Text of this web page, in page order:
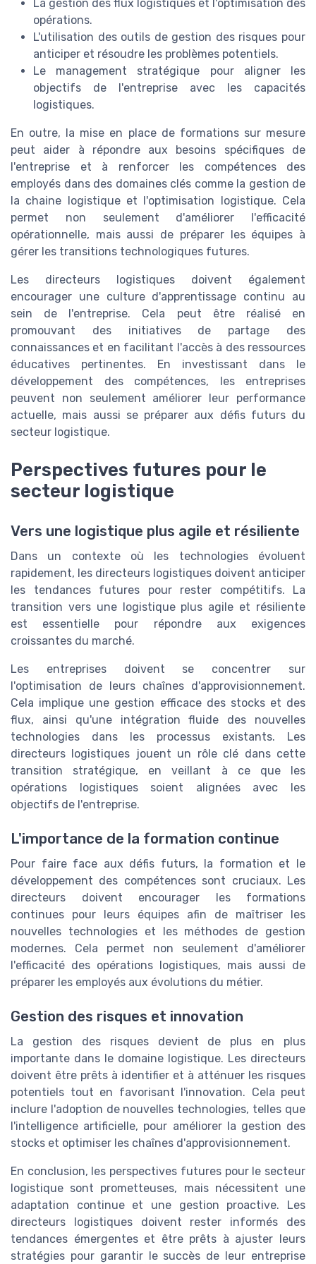
La gestion des flux logistiques et l'optimisation des
opérations.
L'utilisation des outils de gestion des risques pour
anticiper et résoudre les problèmes potentiels.
Le management stratégique pour aligner les
objectifs de l'entreprise avec les capacités
logistiques.
En outre, la mise en place de formations sur mesure
peut aider à répondre aux besoins spécifiques de
l'entreprise et à renforcer les compétences des
employés dans des domaines clés comme la gestion de
la chaine logistique et l'optimisation logistique. Cela
permet non seulement d'améliorer l'efficacité
opérationnelle, mais aussi de préparer les équipes à
gérer les transitions technologiques futures.
Les directeurs logistiques doivent également
encourager une culture d'apprentissage continu au
sein de l'entreprise. Cela peut être réalisé en
promouvant des initiatives de partage des
connaissances et en facilitant l'accès à des ressources
éducatives pertinentes. En investissant dans le
développement des compétences, les entreprises
peuvent non seulement améliorer leur performance
actuelle, mais aussi se préparer aux défis futurs du
secteur logistique.
Perspectives futures pour le
secteur logistique
Vers une logistique plus agile et résiliente
Dans un contexte où les technologies évoluent
rapidement, les directeurs logistiques doivent anticiper
les tendances futures pour rester compétitifs. La
transition vers une logistique plus agile et résiliente
est essentielle pour répondre aux exigences
croissantes du marché.
Les entreprises doivent se concentrer sur
l'optimisation de leurs chaînes d'approvisionnement.
Cela implique une gestion efficace des stocks et des
flux, ainsi qu'une intégration fluide des nouvelles
technologies dans les processus existants. Les
directeurs logistiques jouent un rôle clé dans cette
transition stratégique, en veillant à ce que les
opérations logistiques soient alignées avec les
objectifs de l'entreprise.
L'importance de la formation continue
Pour faire face aux défis futurs, la formation et le
développement des compétences sont cruciaux. Les
directeurs doivent encourager les formations
continues pour leurs équipes afin de maîtriser les
nouvelles technologies et les méthodes de gestion
modernes. Cela permet non seulement d'améliorer
l'efficacité des opérations logistiques, mais aussi de
préparer les employés aux évolutions du métier.
Gestion des risques et innovation
La gestion des risques devient de plus en plus
importante dans le domaine logistique. Les directeurs
doivent être prêts à identifier et à atténuer les risques
potentiels tout en favorisant l'innovation. Cela peut
inclure l'adoption de nouvelles technologies, telles que
l'intelligence artificielle, pour améliorer la gestion des
stocks et optimiser les chaînes d'approvisionnement.
En conclusion, les perspectives futures pour le secteur
logistique sont prometteuses, mais nécessitent une
adaptation continue et une gestion proactive. Les
directeurs logistiques doivent rester informés des
tendances émergentes et être prêts à ajuster leurs
stratégies pour garantir le succès de leur entreprise